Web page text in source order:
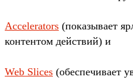
Accelerators (показывает
контентом действий) и
Web Slices (обеспечивает